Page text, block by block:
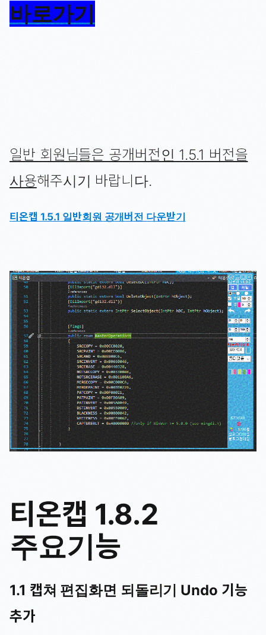
바로가기
일반 회원님들은 공개버전인 1.5.1 버전을
사용해주시기 바랍니다.
티온캡 1.5.1 일반회원 공개버전 다운받기
티온캡 1.8.2
주요기능
1.1 캡쳐 편집화면 되돌리기 Undo 기능
추가